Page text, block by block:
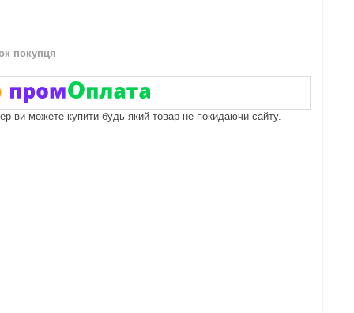
покупця
ви можете купити будь-який товар не покидаючи сайту.